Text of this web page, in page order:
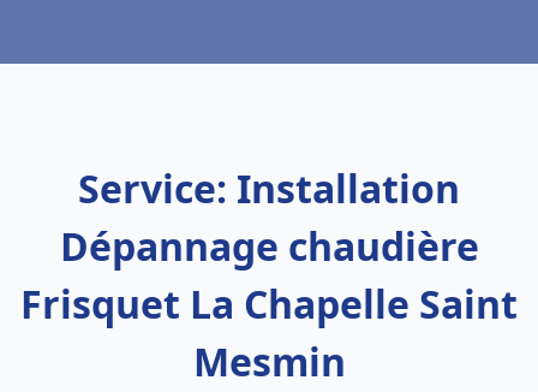
Service: Installation
Dépannage chaudière
Frisquet La Chapelle Saint
Mesmin